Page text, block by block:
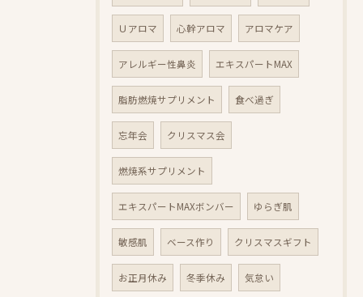
Ｕアロマ 心幹アロマ アロマケア
アレルギー性鼻炎 エキスパートMAX
脂肪燃焼サプリメント 食べ過ぎ
忘年会 クリスマス会
燃焼系サプリメント
エキスパートMAXボンバー ゆらぎ肌
敏感肌 ベース作り クリスマスギフト
お正月休み 冬季休み 気怠い